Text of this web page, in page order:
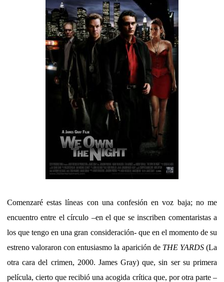
Comenzaré estas líneas con una confesión en voz baja; no me
encuentro entre el círculo –en el que se inscriben comentaristas a
los que tengo en una gran consideración- que en el momento de su
estreno valoraron con entusiasmo la aparición de THE YARDS(La
otra cara del crimen, 2000. James Gray) que, sin ser su primera
película, cierto que recibió una acogida crítica que, por otra parte –